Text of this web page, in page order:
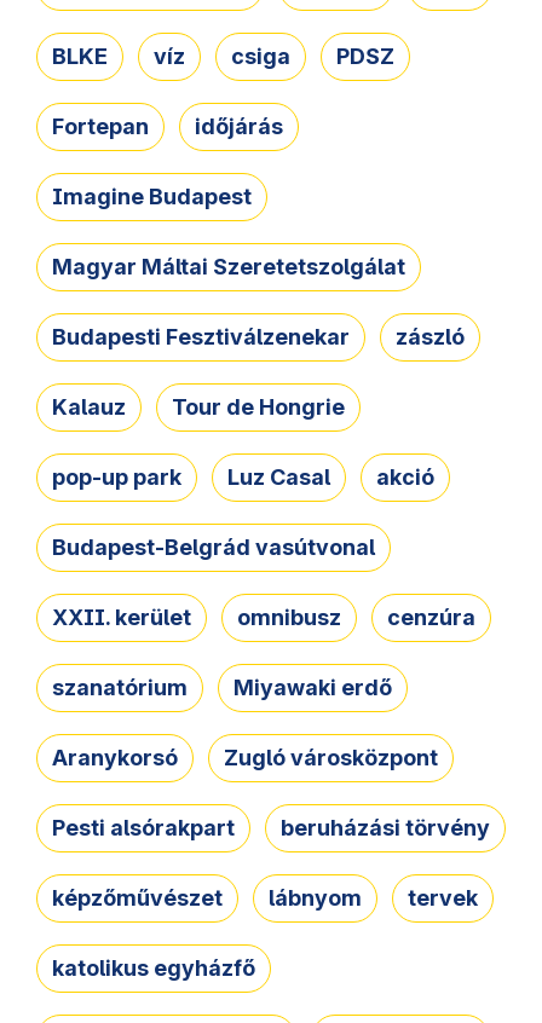
BLKE víz csiga PDSZ
Fortepan időjárás
Imagine Budapest
Magyar Máltai Szeretetszolgálat
Budapesti Fesztiválzenekar zászló
Kalauz Tour de Hongrie
pop-up park Luz Casal akció
Budapest-Belgrád vasútvonal
XXII. kerület omnibusz cenzúra
szanatórium Miyawaki erdő
Aranykorsó Zugló városközpont
Pesti alsórakpart beruházási törvény
képzőművészet lábnyom tervek
katolikus egyházfő